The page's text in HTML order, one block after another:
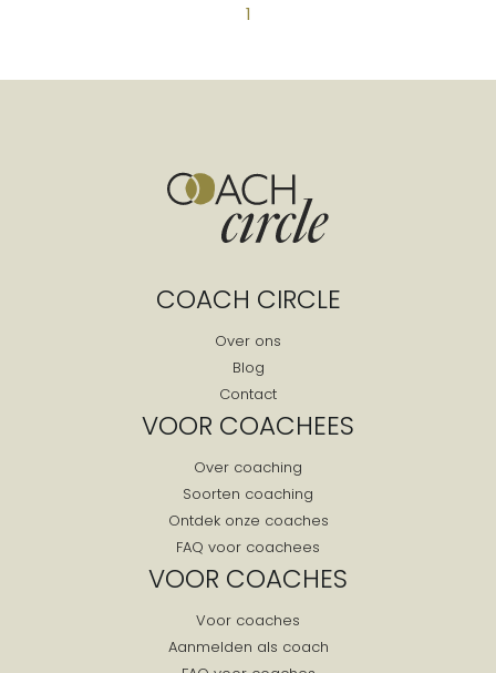
Eursinge
Gasselternijveen
Gasselternijveenschemond
1
COACH CIRCLE
Over ons
Blog
Contact
VOOR COACHEES
Over coaching
Soorten coaching
Ontdek onze coaches
FAQ voor coachees
VOOR COACHES
Voor coaches
Aanmelden als coach